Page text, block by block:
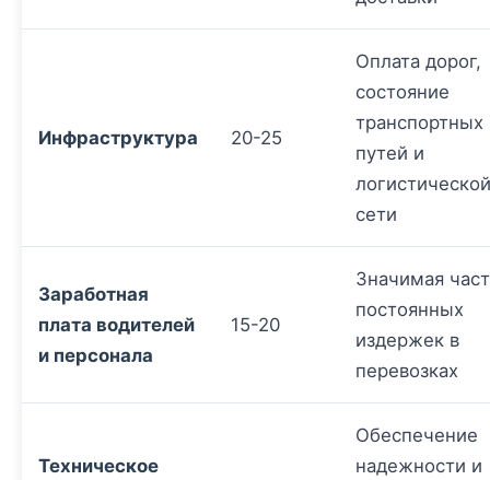
Инфраструктура 20-25
Оплата дорог,
состояние
транспортных
путей и
логистической
сети
Заработная
плата водителей
и персонала
15-20
Значимая
постоянных
издержек в
перевозках
Техническое
Обеспечение
надежности и